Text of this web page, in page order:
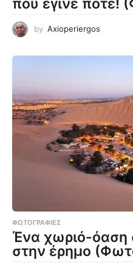
που έγινε ποτέ!
by Axioperiergos
ΦΩΤΟΓΡΑΦΊΕΣ
Ένα χωριό-όαση
στην έρημο